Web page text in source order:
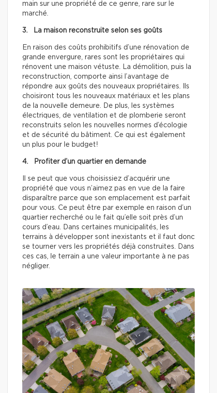
main sur une propriété de ce genre, rare sur le
marché.
3. La maison reconstruite selon ses goûts
En raison des coûts prohibitifs d’une rénovation de
grande envergure, rares sont les propriétaires qui
rénovent une maison vétuste. La démolition, puis la
reconstruction, comporte ainsi l’avantage de
répondre aux goûts des nouveaux propriétaires. Ils
choisiront tous les nouveaux matériaux et les plans
de la nouvelle demeure. De plus, les systèmes
électriques, de ventilation et de plomberie seront
reconstruits selon les nouvelles normes d’écologie
et de sécurité du bâtiment. Ce qui est également
un plus pour le budget!
4. Profiter d’un quartier en demande
Il se peut que vous choisissiez d’acquérir une
propriété que vous n’aimez pas en vue de la faire
disparaître parce que son emplacement est parfait
pour vous. Ce peut être par exemple en raison d’un
quartier recherché ou le fait qu’elle soit près d’un
cours d’eau. Dans certaines municipalités, les
terrains à développer sont inexistants et il faut donc
se tourner vers les propriétés déjà construites. Dans
ces cas, le terrain a une valeur importante à ne pas
négliger.